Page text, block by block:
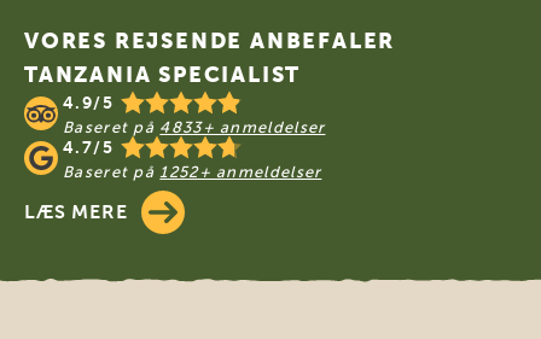
VORES REJSENDE ANBEFALER
TANZANIA SPECIALIST
4.9/5
Baseret på 4833+ anmeldelser
4.7/5
Baseret på 1252+ anmeldelser
LÆS MERE